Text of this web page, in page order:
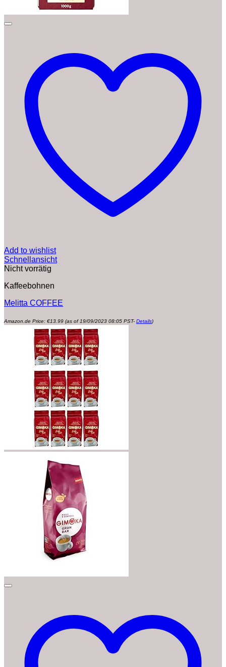
Add to wishlist
Schnellansicht
Nicht vorrätig
Kaffeebohnen
Melitta COFFEE
Amazon.de Price: €13.99 (as of 19/09/2023 08:05 PST- Details)